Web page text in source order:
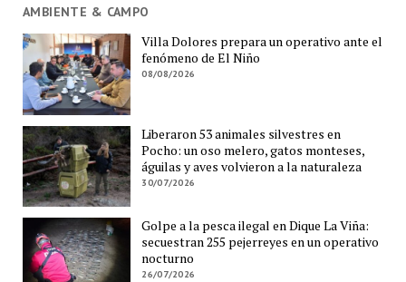
AMBIENTE & CAMPO
Villa Dolores prepara un operativo ante el
fenómeno de El Niño
08/08/2026
Liberaron 53 animales silvestres en
Pocho: un oso melero, gatos monteses,
águilas y aves volvieron a la naturaleza
30/07/2026
Golpe a la pesca ilegal en Dique La Viña:
secuestran 255 pejerreyes en un operativo
nocturno
26/07/2026